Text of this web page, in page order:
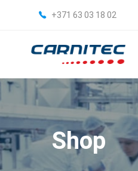
+371 63 03 18 02
Shop